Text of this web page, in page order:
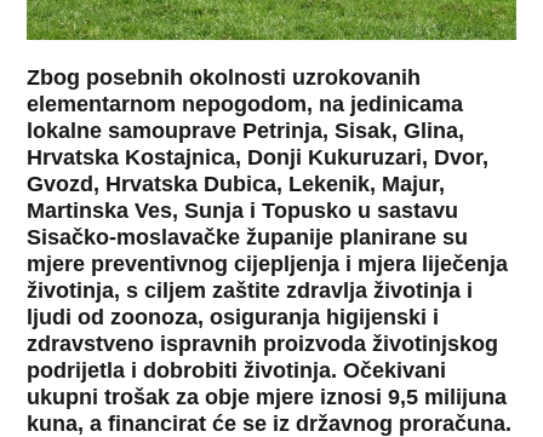
Zbog posebnih okolnosti uzrokovanih
elementarnom nepogodom, na jedinicama
lokalne samouprave Petrinja, Sisak, Glina,
Hrvatska Kostajnica, Donji Kukuruzari, Dvor,
Gvozd, Hrvatska Dubica, Lekenik, Majur,
Martinska Ves, Sunja i Topusko u sastavu
Sisačko-moslavačke županije planirane su
mjere preventivnog cijepljenja i mjera liječenja
životinja, s ciljem zaštite zdravlja životinja i
ljudi od zoonoza, osiguranja higijenski i
zdravstveno ispravnih proizvoda životinjskog
podrijetla i dobrobiti životinja. Očekivani
ukupni trošak za obje mjere iznosi 9,5 milijuna
kuna, a financirat će se iz državnog proračuna.